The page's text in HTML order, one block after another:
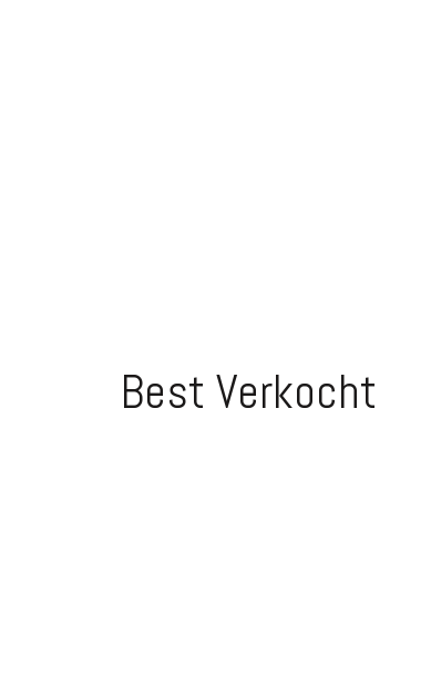
Best Verkocht